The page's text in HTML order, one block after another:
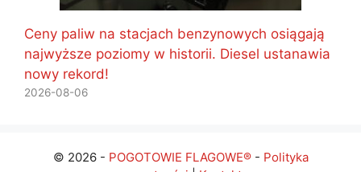
Ceny paliw na stacjach benzynowych osiągają
najwyższe poziomy w historii. Diesel ustanawia
nowy rekord!
2026-08-06
© 2026 - POGOTOWIE FLAGOWE®- Polityka